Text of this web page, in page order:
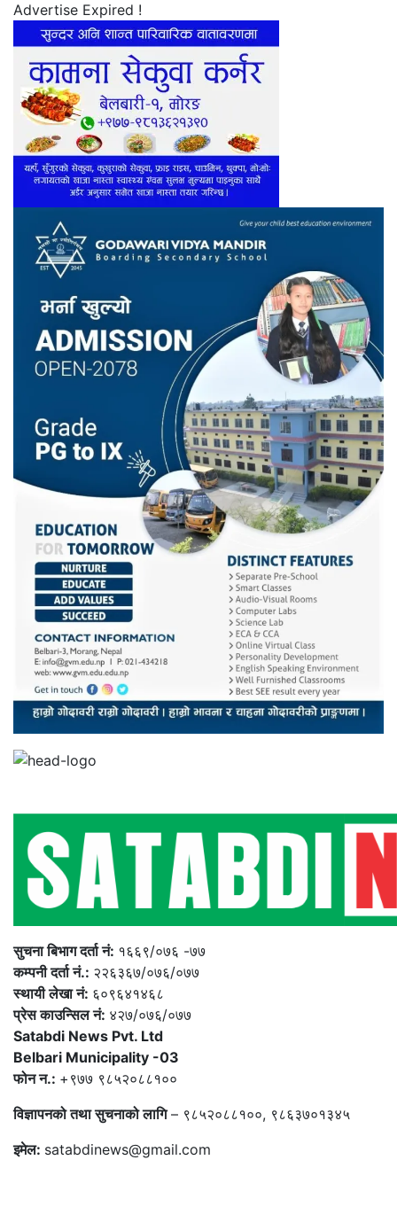
Advertise Expired !
सुचना बिभाग दर्ता नं: १६६९/०७६ -७७
कम्पनी दर्ता नं.: २२६३६७/०७६/०७७
स्थायी लेखा नं: ६०९६४१४६८
प्रेस काउन्सिल नं: ४२७/०७६/०७७
Satabdi News Pvt. Ltd
Belbari Municipality -03
फोन न.: +९७७ ९८५२०८८१००
विज्ञापनको तथा सुचनाको लागि– ९८५२०८८१००, ९८६३७०१३४५
इमेल: satabdinews@gmail.com